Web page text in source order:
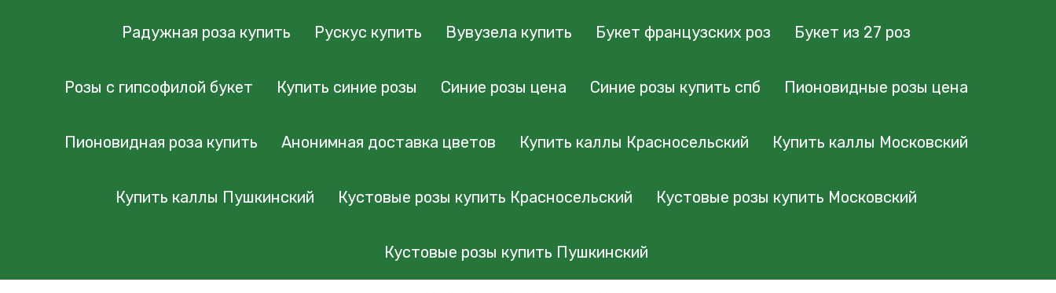
Радужная роза купить Рускус купить Вувузела купить Букет французских роз Букет из 27 роз
Розы с гипсофилой букет Купить синие розы Синие розы цена Синие розы купить спб Пионовидные розы цена
Пионовидная роза купить Анонимная доставка цветов Купить каллы Красносельский Купить каллы Московский
Купить каллы Пушкинский Кустовые розы купить Красносельский Кустовые розы купить Московский
Кустовые розы купить Пушкинский